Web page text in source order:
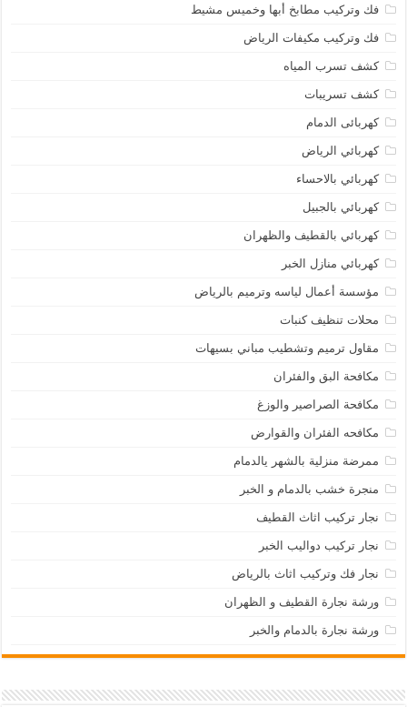
فك وتركيب مطابخ أبها وخميس مشيط
فك وتركيب مكيفات الرياض
كشف تسرب المياه
كشف تسريبات
كهربائى الدمام
كهربائي الرياض
كهربائي بالاحساء
كهربائي بالجبيل
كهربائي بالقطيف والظهران
كهربائي منازل الخبر
مؤسسة أعمال لياسه وترميم بالرياض
محلات تنظيف كنبات
مقاول ترميم وتشطيب مباني بسيهات
مكافحة البق والفئران
مكافحة الصراصير والوزغ
مكافحه الفئران والقوارض
ممرضة منزلية بالشهر يالدمام
منجرة خشب بالدمام و الخبر
نجار تركيب اثاث القطيف
نجار تركيب دواليب الخبر
نجار فك وتركيب اثاث بالرياض
ورشة نجارة القطيف و الظهران
ورشة نجارة بالدمام والخبر